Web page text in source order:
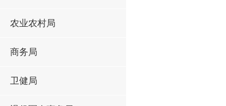
农业农村局
商务局
卫健局